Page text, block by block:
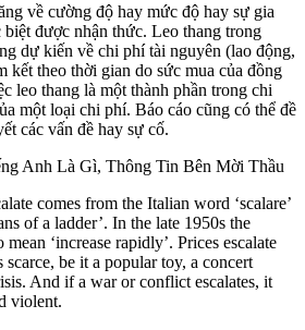
về cường độ hay mức độ hay sự gia
được nhận thức. Leo thang trong
dự kiến về chi phí tài nguyên (lao động,
kết theo thời gian do sức mua của đồng
leo thang là một thành phần trong chi
một loại chi phí. Báo cáo cũng có thể đề
các vấn đề hay sự cố.
Anh Là Gì, Thông Tin Bên Mời Thầu
comes from the Italian word ‘scalare’
of a ladder’. In the late 1950s the
‘increase rapidly’. Prices escalate
be it a popular toy, a concert
And if a war or conflict escalates, it
violent.